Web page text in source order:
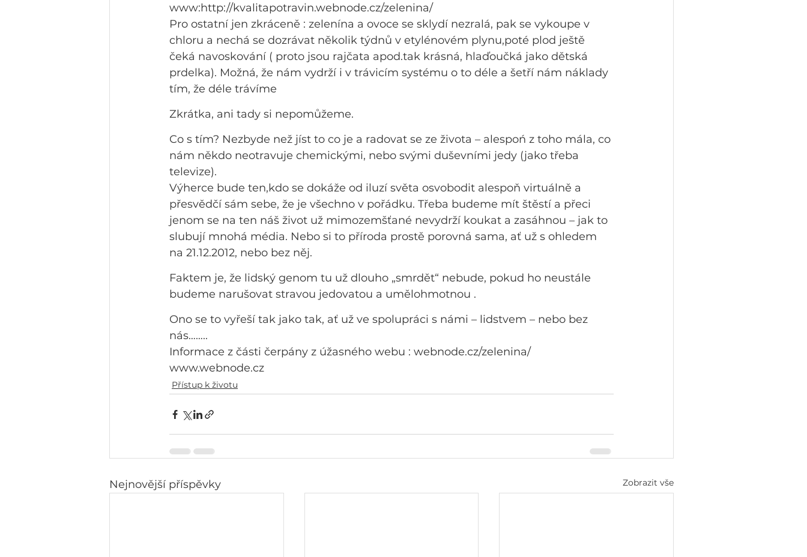
www:http://kvalitapotravin.webnode.cz/zelenina/
Pro ostatní jen zkráceně : zelenína a ovoce se sklydí nezralá, pak se vykoupe v
chloru a nechá se dozrávat několik týdnů v etylénovém plynu,poté plod ještě
čeká navoskování ( proto jsou rajčata apod.tak krásná, hlaďoučká jako dětská
prdelka). Možná, že nám vydrží i v trávicím systému o to déle a šetří nám náklady
tím, že déle trávíme
Zkrátka, ani tady si nepomůžeme.
Co s tím? Nezbyde než jíst to co je a radovat se ze života – alespoń z toho mála, co
nám někdo neotravuje chemickými, nebo svými duševními jedy (jako třeba
televize).
Výherce bude ten,kdo se dokáže od iluzí světa osvobodit alespoň virtuálně a
přesvědčí sám sebe, že je všechno v pořádku. Třeba budeme mít štěstí a přeci
jenom se na ten náš život už mimozemšťané nevydrží koukat a zasáhnou – jak to
slubují mnohá média. Nebo si to příroda prostě porovná sama, ať už s ohledem
na 21.12.2012, nebo bez něj.
Faktem je, že lidský genom tu už dlouho „smrdět“ nebude, pokud ho neustále
budeme narušovat stravou jedovatou a umělohmotnou .
Ono se to vyřeší tak jako tak, ať už ve spolupráci s námi – lidstvem – nebo bez
nás……..
Informace z části čerpány z úžasného webu : webnode.cz/zelenina/
www.webnode.cz
Přístup k životu
Nejnovější příspěvky Zobrazit vše